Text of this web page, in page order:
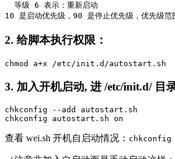
  等级 6 表示：重新启动
10 是启动优先级，90 是停止优先级，优先级
2. 给脚本执行权限：
chmod a+x /etc/init.d/autostart.sh
3. 加入开机启动, 进 /etc/init.d/ 目
chkconfig --add autostart.sh
chkconfig autostart.sh on
查看 wei.sh 开机自启动情况：